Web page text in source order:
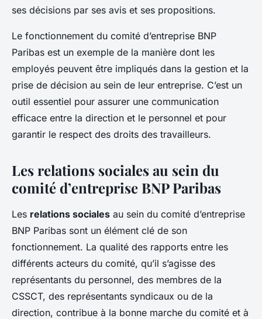
ses décisions par ses avis et ses propositions.
Le fonctionnement du comité d’entreprise BNP
Paribas est un exemple de la manière dont les
employés peuvent être impliqués dans la gestion et la
prise de décision au sein de leur entreprise. C’est un
outil essentiel pour assurer une communication
efficace entre la direction et le personnel et pour
garantir le respect des droits des travailleurs.
Les relations sociales au sein du
comité d’entreprise BNP Paribas
Les relations sociales au sein du comité d’entreprise
BNP Paribas sont un élément clé de son
fonctionnement. La qualité des rapports entre les
différents acteurs du comité, qu’il s’agisse des
représentants du personnel, des membres de la
CSSCT, des représentants syndicaux ou de la
direction, contribue à la bonne marche du comité et à